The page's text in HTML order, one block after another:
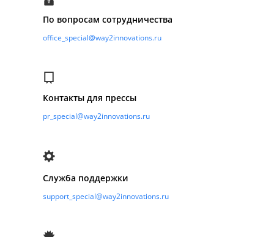
По вопросам сотрудничества
office_special@way2innovations.ru
Контакты для прессы
pr_special@way2innovations.ru
Служба поддержки
support_special@way2innovations.ru